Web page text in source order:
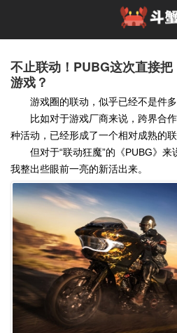
不止联动！PUBG这次直接
游戏？
游戏圈的联动，似乎已经不是件多
比如对于游戏厂商来说，跨界合
种活动，已经形成了一个相对成熟的联
但对于“联动狂魔”的《PUBG》
我整出些眼前一亮的新活出来。